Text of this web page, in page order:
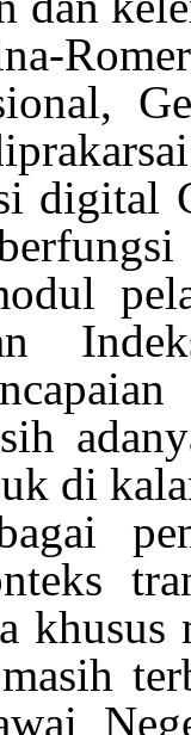
,
digital
di
khusus
masih